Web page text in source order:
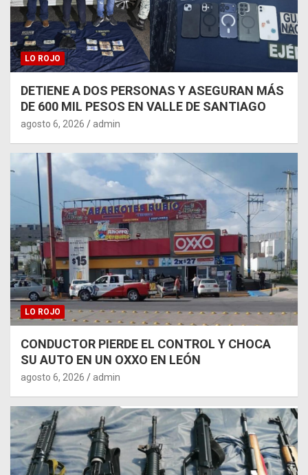
LO ROJO
DETIENE A DOS PERSONAS Y ASEGURAN MÁS
DE 600 MIL PESOS EN VALLE DE SANTIAGO
agosto 6, 2026 admin
LO ROJO
CONDUCTOR PIERDE EL CONTROL Y CHOCA
SU AUTO EN UN OXXO EN LEÓN
agosto 6, 2026 admin